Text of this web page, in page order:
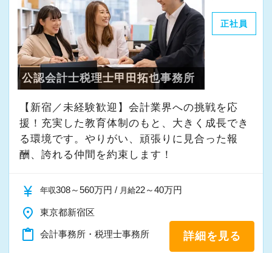
これまでの会計事務所や経理経験を活かしてご
活躍いただけます。
また、経験やスキルに応じて徐々に担当する業
将来的には申告書レビューなど、専門性を高め
られる業務にも携わることが可能です。
どこでも通用する実務スキルを身につけなが
★
当事務所では、職員同士が協力しながら気持ち
正社員
公認会計士税理士甲田拓也事務所
【新宿／未経験歓迎】会計業界への挑戦を応
援！充実した教育体制のもと、大きく成長でき
る環境です。やりがい、頑張りに見合った報
酬、誇れる仲間を約束します！
currency_yen 年収308～560万円 / 月給22～40万円
place 東京都新宿区
content_paste 会計事務所・税理士事務所 詳細を見る